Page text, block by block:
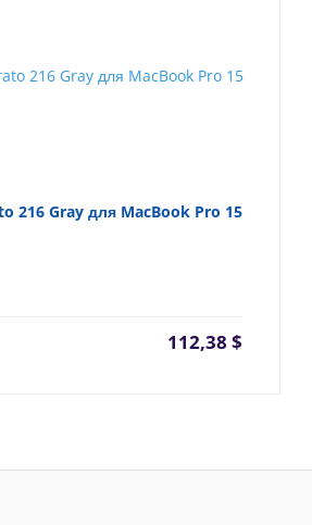
216 Gray для MacBook Pro 15
112,38 $